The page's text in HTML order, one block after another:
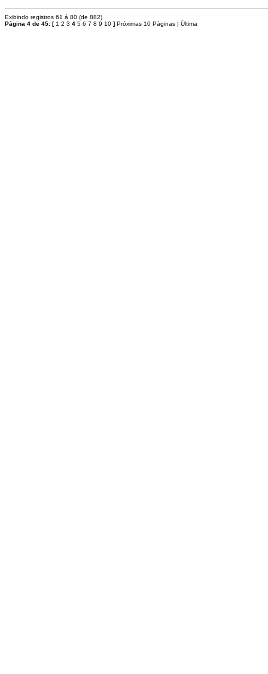
Exibindo registros 61 á 80 (de 882)
Página 4 de 45: [ 1 2 3 4 5 6 7 8 9 10 ] Próximas 10 Páginas | Última